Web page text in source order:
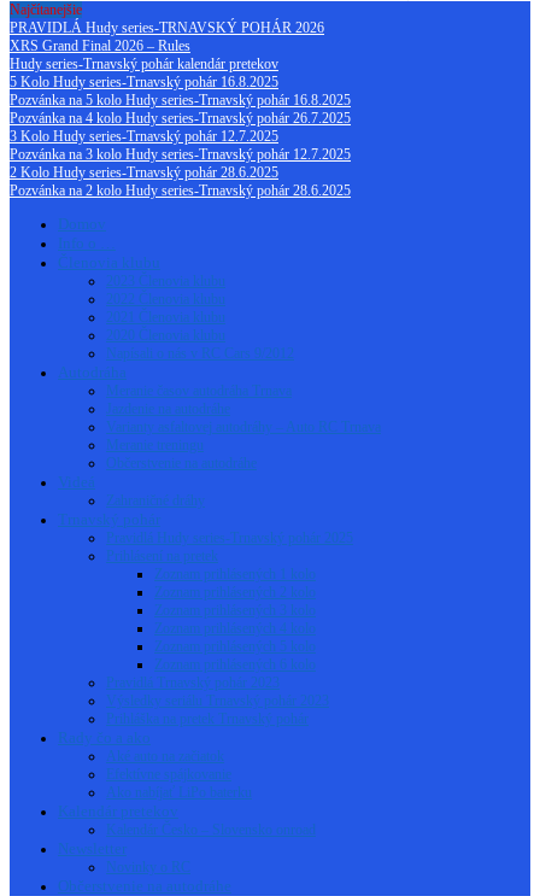
Najčítanejšie
PRAVIDLÁ Hudy series-TRNAVSKÝ POHÁR 2026
XRS Grand Final 2026 – Rules
Hudy series-Trnavský pohár kalendár pretekov
5 Kolo Hudy series-Trnavský pohár 16.8.2025
Pozvánka na 5 kolo Hudy series-Trnavský pohár 16.8.2025
Pozvánka na 4 kolo Hudy series-Trnavský pohár 26.7.2025
3 Kolo Hudy series-Trnavský pohár 12.7.2025
Pozvánka na 3 kolo Hudy series-Trnavský pohár 12.7.2025
2 Kolo Hudy series-Trnavský pohár 28.6.2025
Pozvánka na 2 kolo Hudy series-Trnavský pohár 28.6.2025
Domov
Info o …
Členovia klubu
2023 Členovia klubu
2022 Členovia klubu
2021 Členovia klubu
2020 Členovia klubu
Napísali o nás v RC Cars 9/2012
Autodráha
Meranie časov autodráha Trnava
Jazdenie na autodráhe
Varianty asfaltovej autodráhy – Auto RC Trnava
Meranie treningu
Občerstvenie na autodráhe
Videá
Zahraničné dráhy
Trnavský pohár
Pravidlá Hudy series-Trnavský pohár 2025
Prihlásení na pretek
Zoznam prihlásených 1 kolo
Zoznam prihlásených 2 kolo
Zoznam prihlásených 3 kolo
Zoznam prihlásených 4 kolo
Zoznam prihlásených 5 kolo
Zoznam prihlásených 6 kolo
Pravidlá Trnavský pohár 2023
Výsledky seriálu Trnavský pohár 2023
Prihláška na pretek Trnavský pohár
Rady čo a ako
Aké auto na začiatok
Efektívne spájkovanie
Ako nabíjať LiPo baterku
Kalendár pretekov
Kalendár Česko – Slovensko onroad
Newsletter
Novinky o RC
Občerstvenie na autodráhe